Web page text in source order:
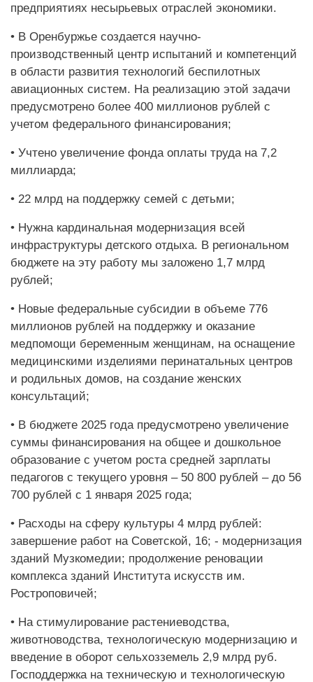
предприятиях несырьевых отраслей экономики.
• В Оренбуржье создается научно-
производственный центр испытаний и компетенций
в области развития технологий беспилотных
авиационных систем. На реализацию этой задачи
предусмотрено более 400 миллионов рублей с
учетом федерального финансирования;
• Учтено увеличение фонда оплаты труда на 7,2
миллиарда;
• 22 млрд на поддержку семей с детьми;
• Нужна кардинальная модернизация всей
инфраструктуры детского отдыха. В региональном
бюджете на эту работу мы заложено 1,7 млрд
рублей;
• Новые федеральные субсидии в объеме 776
миллионов рублей на поддержку и оказание
медпомощи беременным женщинам, на оснащение
медицинскими изделиями перинатальных центров
и родильных домов, на создание женских
консультаций;
• В бюджете 2025 года предусмотрено увеличение
суммы финансирования на общее и дошкольное
образование с учетом роста средней зарплаты
педагогов с текущего уровня – 50 800 рублей – до 56
700 рублей с 1 января 2025 года;
• Расходы на сферу культуры 4 млрд рублей:
завершение работ на Советской, 16; - модернизация
зданий Музкомедии; продолжение реновации
комплекса зданий Института искусств им.
Ростроповичей;
• На стимулирование растениеводства,
животноводства, технологическую модернизацию и
введение в оборот сельхозземель 2,9 млрд руб.
Господдержка на техническую и технологическую